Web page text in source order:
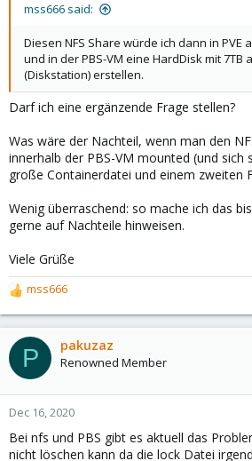
mss666 said:
Diesen NFS Share würde ich dann in PVE
und in der PBS-VM eine HardDisk mit 7TB
(Diskstation) erstellen.
Darf ich eine ergänzende Frage stellen?
Was wäre der Nachteil, wenn man den
innerhalb der PBS-VM mounted (und sich
große Containerdatei und einem zweiten
Wenig überraschend: so mache ich das
gerne auf Nachteile hinweisen.
Viele Grüße
R
e
a
c
t
o
n
:
mss666
P pakuzaz
Renowned Member
Dec 16, 2020
Bei nfs und PBS gibt es aktuell das
nicht löschen kann da die lock Datei